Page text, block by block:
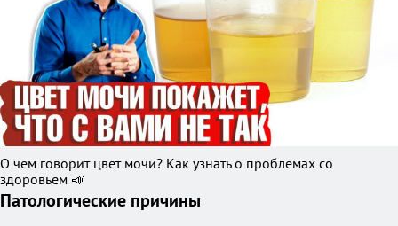
О чем говорит цвет мочи? Как узнать о проблемах со
здоровьем 📣
Патологические причины